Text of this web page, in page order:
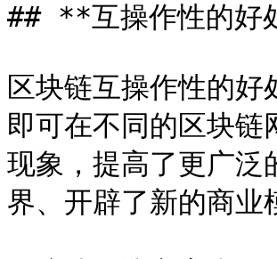
## **互操作性的好
区块链互操作性的
即可在不同的区块链
现象，提高了更广泛
界、开辟了新的商业